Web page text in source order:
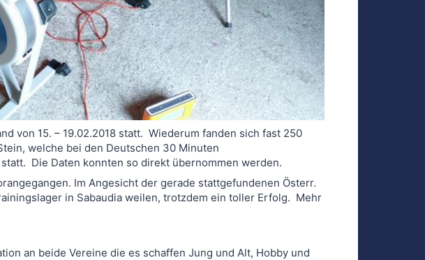
von 15. – 19.02.2018 statt. Wiederum fanden sich fast 250
welche bei den Deutschen 30 Minuten
Die Daten konnten so direkt übernommen werden.
Im Angesicht der gerade stattgefundenen Österr.
in Sabaudia weilen, trotzdem ein toller Erfolg. Mehr
an beide Vereine die es schaffen Jung und Alt, Hobby und